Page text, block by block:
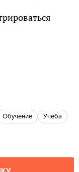
Обучение
учеба